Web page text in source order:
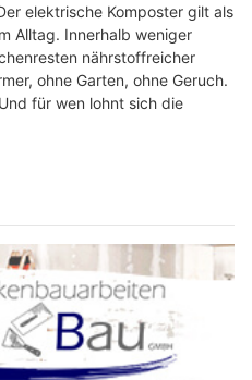
elektrische Komposter gilt als
Alltag. Innerhalb weniger
nährstoffreicher
ohne Garten, ohne Geruch.
für wen lohnt sich die